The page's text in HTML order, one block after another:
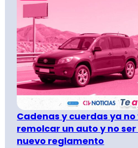
Cadenas y cuerdas ya
remolcar un auto y no
nuevo reglamento